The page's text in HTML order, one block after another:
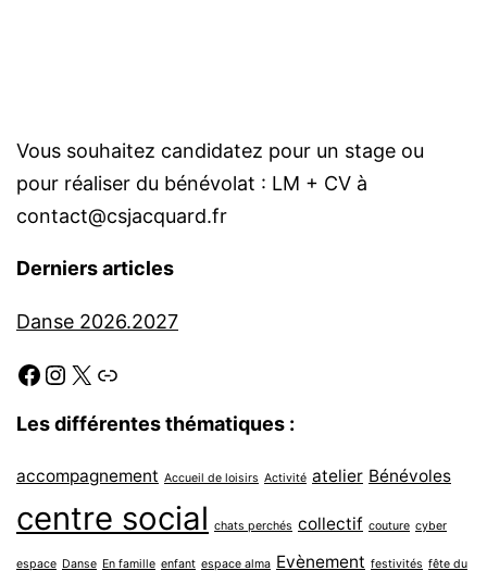
Vous souhaitez candidatez pour un stage ou
pour réaliser du bénévolat : LM + CV à
contact@csjacquard.fr
Derniers articles
Danse 2026.2027
Facebook
Instagram
X Link
Les différentes thématiques :
accompagnement Accueil de loisirs Activité atelier Bénévoles
centre social chats perchés collectif couture cyber
espace Danse En famille enfant espace alma Evènement festivités fête du